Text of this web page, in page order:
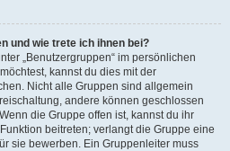
und wie trete ich ihnen bei?
„Benutzergruppen“ im persönlichen
kannst du dies mit der
Nicht alle Gruppen sind allgemein
andere können geschlossen
die Gruppe offen ist, kannst du ihr
beitreten; verlangt die Gruppe eine
sie bewerben. Ein Gruppenleiter muss